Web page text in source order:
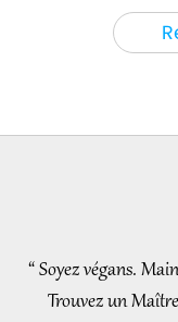
Nouvelles d'exception
38:07
“ Soyez végans.
Trouvez un